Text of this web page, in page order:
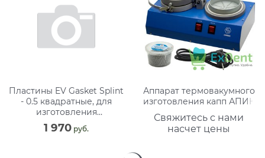
Пластины EV Gasket Splint
- 0.5 квадратные, для
изготовления
ортодонтических шин, 127
мм (40 шт)
1 970 руб.
Аппарат термовакумного
изготовления капп АПИК
Свяжитесь с нами
насчет цены